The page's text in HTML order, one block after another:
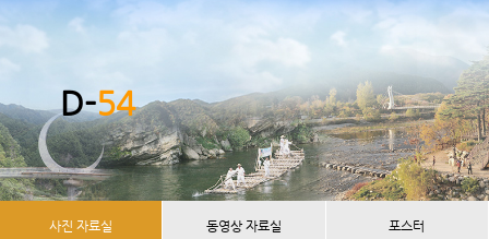
D-54
사진 자료실 동영상 자료실 포스터